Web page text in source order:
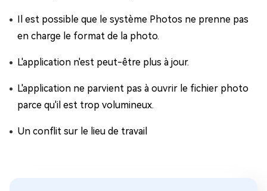
Il est possible que le système Photos ne prenne pas
en charge le format de la photo.
L'application n'est peut-être plus à jour.
L'application ne parvient pas à ouvrir le fichier photo
parce qu'il est trop volumineux.
Un conflit sur le lieu de travail